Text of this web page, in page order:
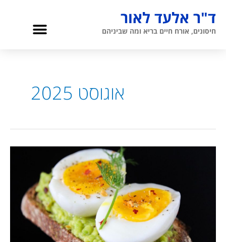
לתוכןד"ר אלעד לאור
חיסונים, אורח חיים בריא ומה שביניהם תפריט
אוגוסט 2025